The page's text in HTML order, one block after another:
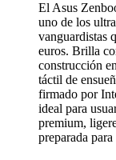
El Asus
uno de los
vanguardistas
euros. Brilla
construcción
táctil de
firmado por
ideal para
premium,
preparada